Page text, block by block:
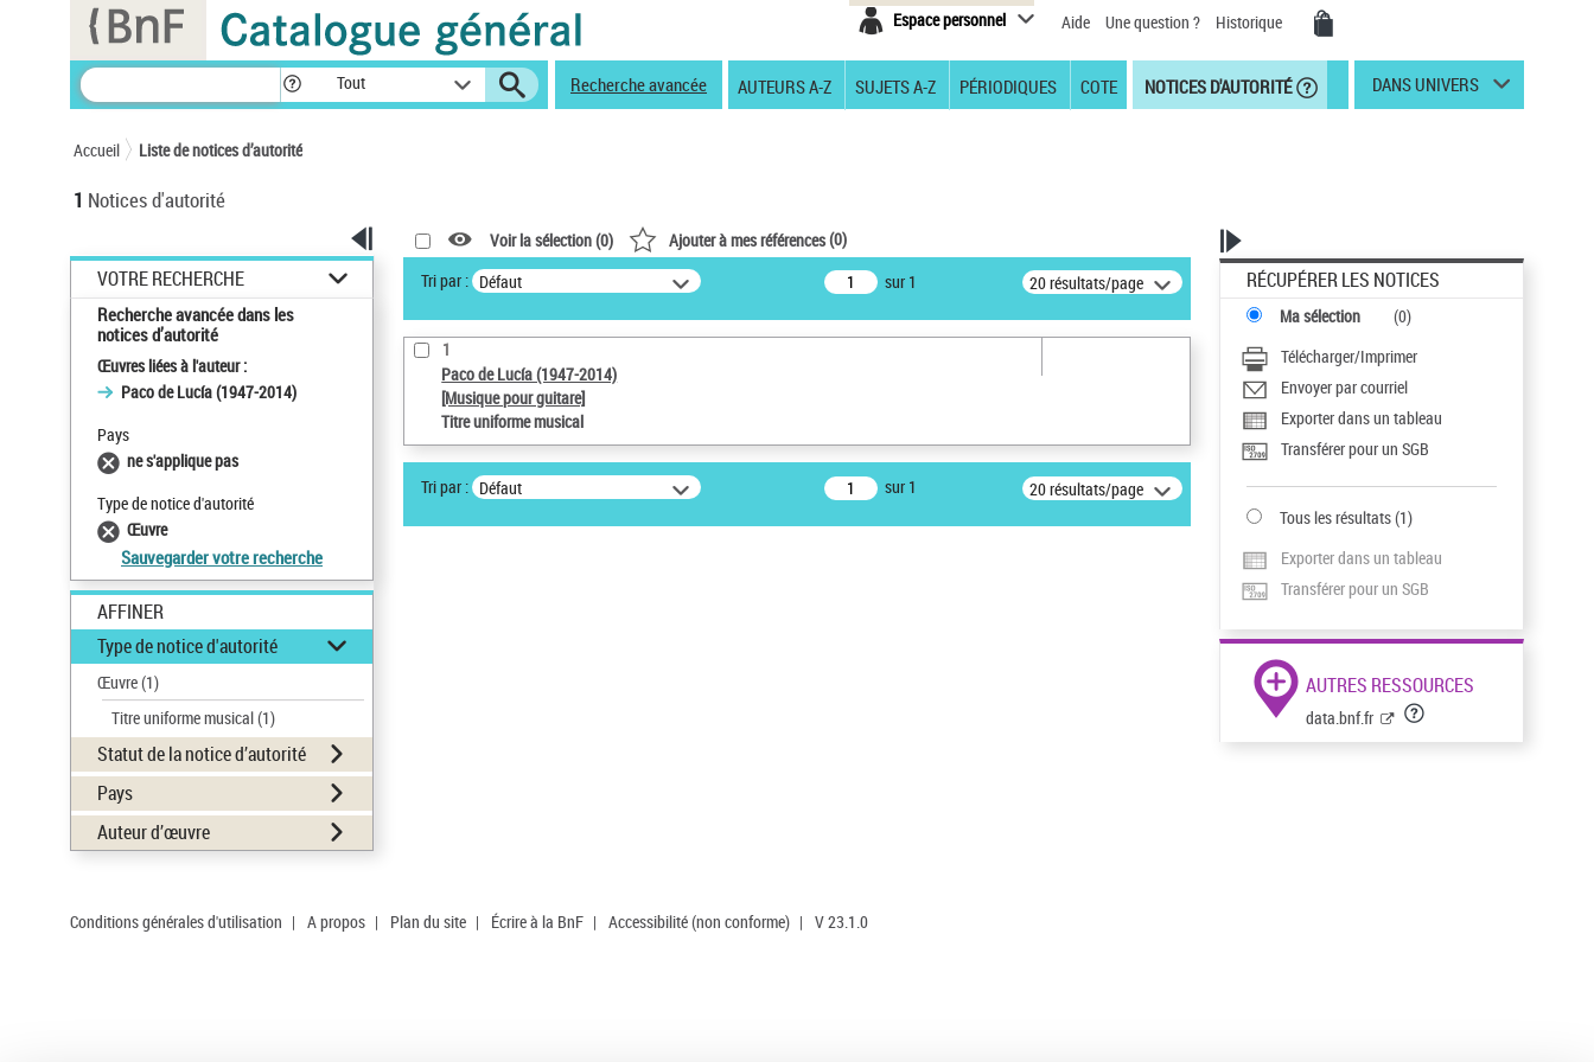
Espace personnel Aide Une question ? Historique
Tout Recherche avancée AUTEURS A-Z SUJETS A-Z PÉRIODIQUES COTE NOTICES D'AUTORITÉ DANS UNIVERS
Accueil Liste de notices d’autorité
1 Notices d'autorité
VOTRE RECHERCHE
Recherche avancée dans les
notices d’autorité
Œuvres liées à l'auteur :
Paco de Lucía (1947-2014)
Pays
ne s'applique pas
Type de notice d'autorité
Œuvre
Sauvegarder votre recherche
AFFINER
Type de notice d'autorité
Œuvre(1)
Titre uniforme musical(1)
Statut de la notice d’autorité
Pays
Auteur d’œuvre
Voir la sélection (0) Ajouter à mes références(0)
Tri par : Défaut sur 1 20 résultats/page
1
Paco de Lucía (1947-2014)
[Musique pour guitare]
Titre uniforme musical
Tri par : Défaut sur 1 20 résultats/page
RÉCUPÉRER LES NOTICES
Ma sélection (0)
Télécharger/Imprimer
Envoyer par courriel
Exporter dans un tableau
Transférer pour un SGB
Tous les résultats(1)
Exporter dans un tableau
Transférer pour un SGB
AUTRES RESSOURCES
data.bnf.fr
Conditions générales d'utilisation | A propos | Plan du site | Écrire à la BnF | Accessibilité (non conforme) | V 23.1.0
Panneau de gestion des cookies